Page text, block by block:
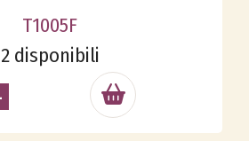
T1005F
2 disponibili